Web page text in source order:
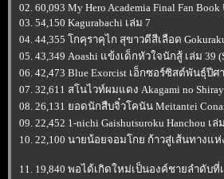
02. 60,093 My Hero Academia Final Fan Book
03. 54,150 Kagurabachi เล่ม 7
04. 44,355 โกคุราคุไก สุขาวดีสีเลือด
05. 43,349 Aoashi แข้งเด็กหัวใจนักสู้ เล่ม 39
06. 42,473 Blue Exorcist เอ็กซอร์ซิสต์พันธุ์ปีศ
07. 32,611 สโนไวท์ผมแดง Akagami no
08. 26,131 ยอดนักสืบจิ๋วโคนัน Meitantei
09. 22,452 1-nichi Gaishutsuroku Hanchou เล่
10. 22,100 นายน้อยจอมโกย ก้าวสู่เส้นทางแห่
11. 19,840 พอได้เกิดใหม่เป็นองค์ชายลำดับที่